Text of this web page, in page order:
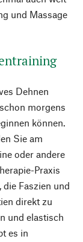
und Massage
Dehnen
morgens
können.
Sie am
oder andere
Praxis
Faszien und
direkt zu
und elastisch
es in